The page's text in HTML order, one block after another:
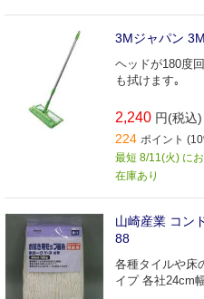
3Mジャパン
ヘッドが180度
も拭けます｡
2,240 円(税込)
224 ポイント
最短 8/11(火) に
在庫あり
山崎産業 コン
88
各種タイルや床
イプ 各社24cm